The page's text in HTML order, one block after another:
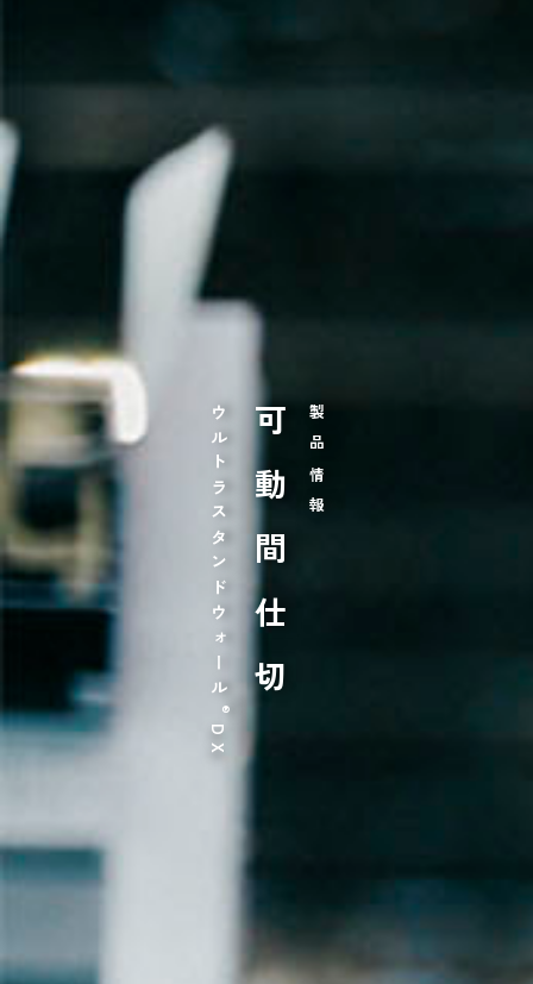
製品情報
可動間仕切
ウルトラスタンドウォール
®
DX